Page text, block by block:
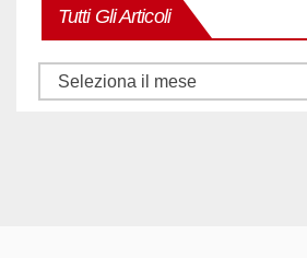
Tutti Gli Articoli
Tutti